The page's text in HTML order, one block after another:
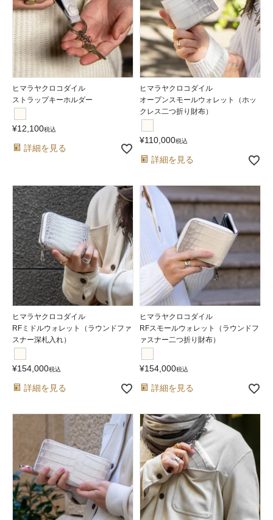
ヒマラヤクロコダイル
ストラップキーホルダー
¥12,100税込
詳細を見る
ヒマラヤクロコダイル
オープンスモールウォレット（ホッ
クレス二つ折り財布）
¥110,000税込
詳細を見る
ヒマラヤクロコダイル
RFミドルウォレット（ラウンドファ
スナー深札入れ）
¥154,000税込
詳細を見る
ヒマラヤクロコダイル
RFスモールウォレット（ラウンドフ
ァスナー二つ折り財布）
¥154,000税込
詳細を見る